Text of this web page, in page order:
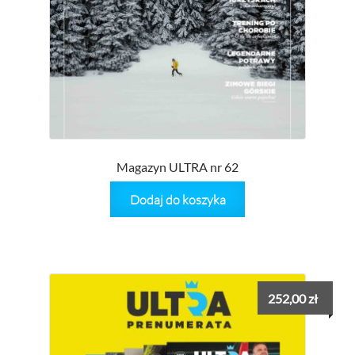
Magazyn ULTRA nr 62
Dodaj do koszyka
252,00zł